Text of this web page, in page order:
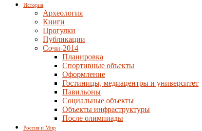
История
Археология
Книги
Прогулки
Публикации
Сочи-2014
Планировка
Спортивные объекты
Оформление
Гостиницы, медиацентры и университет
Павильоны
Социальные объекты
Объекты инфраструктуры
После олимпиады
Россия и Мир